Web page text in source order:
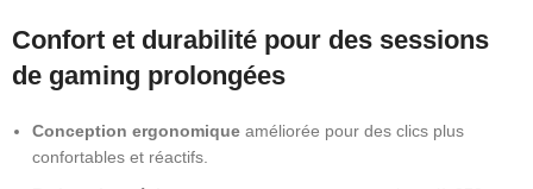
Confort et durabilité pour des sessions
de gaming prolongées
Conception ergonomique améliorée pour des clics plus
confortables et réactifs.